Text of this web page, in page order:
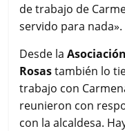
de trabajo de
servido para nada».
Desde la
Rosastambién lo
trabajo con
reunieron con
con la alcaldesa.